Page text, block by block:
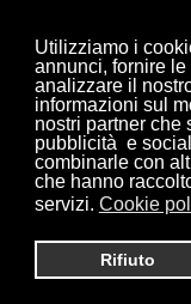
Utilizziamo i
annunci, fornire
analizzare il
informazioni sul
nostri partner che
pubblicità e
combinarle con
che hanno
servizi. Cookie
Rifiuto
Sei qui:Home
| TEL.